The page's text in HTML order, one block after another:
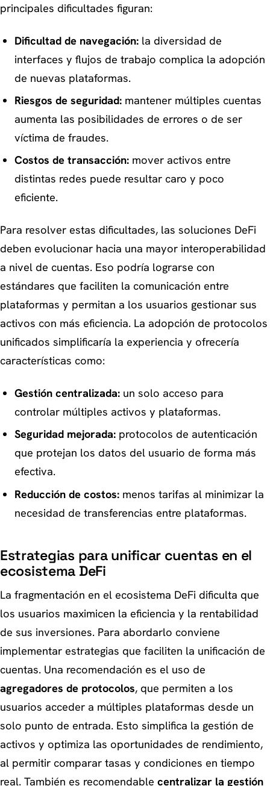
principales dificultades figuran:
Dificultad de navegación:la diversidad de
interfaces y flujos de trabajo complica la adopción
de nuevas plataformas.
Riesgos de seguridad:mantener múltiples cuentas
aumenta las posibilidades de errores o de ser
víctima de fraudes.
Costos de transacción:mover activos entre
distintas redes puede resultar caro y poco
eficiente.
Para resolver estas dificultades, las soluciones DeFi
deben evolucionar hacia una mayor interoperabilidad
a nivel de cuentas. Eso podría lograrse con
estándares que faciliten la comunicación entre
plataformas y permitan a los usuarios gestionar sus
activos con más eficiencia. La adopción de protocolos
unificados simplificaría la experiencia y ofrecería
características como:
Gestión centralizada:un solo acceso para
controlar múltiples activos y plataformas.
Seguridad mejorada:protocolos de autenticación
que protejan los datos del usuario de forma más
efectiva.
Reducción de costos:menos tarifas al minimizar la
necesidad de transferencias entre plataformas.
Estrategias para unificar cuentas en el
ecosistema DeFi
La fragmentación en el ecosistema DeFi dificulta que
los usuarios maximicen la eficiencia y la rentabilidad
de sus inversiones. Para abordarlo conviene
implementar estrategias que faciliten la unificación de
cuentas. Una recomendación es el uso de
agregadores de protocolos, que permiten a los
usuarios acceder a múltiples plataformas desde un
solo punto de entrada. Esto simplifica la gestión de
activos y optimiza las oportunidades de rendimiento,
al permitir comparar tasas y condiciones en tiempo
real. También es recomendable centralizar la gestión